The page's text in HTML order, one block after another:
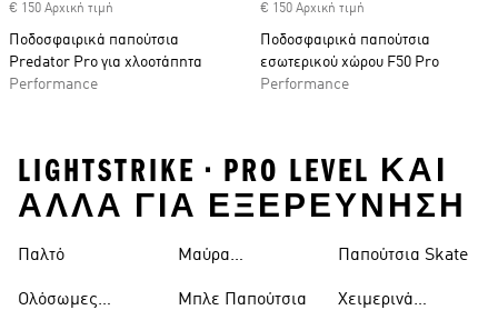
€ 150 Αρχική τιμή
Ποδοσφαιρικά παπούτσια
Predator Pro για χλοοτάπητα
Performance
€ 150 Αρχική τιμή
Ποδοσφαιρικά παπούτσια
εσωτερικού χώρου F50 Pro
Performance
LIGHTSTRIKE • PRO LEVEL ΚΑΙ
ΑΛΛΑ ΓΙΑ ΕΞΕΡΕΥΝΗΣΗ
Παλτό
Ολόσωμες
Μαύρα
Μπλε Παπούτσια
Παπούτσια Skate
Χειμερινά